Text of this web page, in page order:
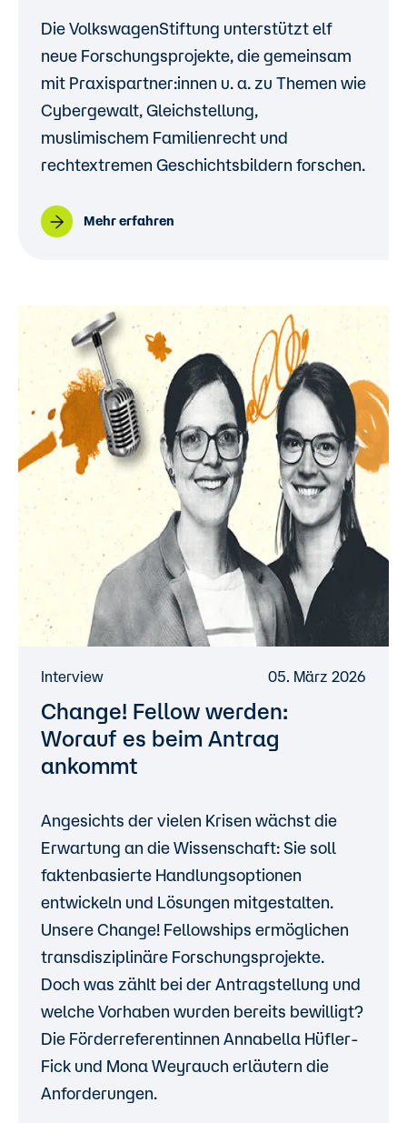
Die VolkswagenStiftung unterstützt elf
neue Forschungsprojekte, die gemeinsam
mit Praxispartner:innen u. a. zu Themen wie
Cybergewalt, Gleichstellung,
muslimischem Familienrecht und
rechtextremen Geschichtsbildern forschen.
Mehr erfahren
Interview 05. März 2026
Change! Fellow werden:
Worauf es beim Antrag
ankommt
Angesichts der vielen Krisen wächst die
Erwartung an die Wissenschaft: Sie soll
faktenbasierte Handlungsoptionen
entwickeln und Lösungen mitgestalten.
Unsere Change! Fellowships ermöglichen
transdisziplinäre Forschungsprojekte.
Doch was zählt bei der Antragstellung und
welche Vorhaben wurden bereits bewilligt?
Die Förderreferentinnen Annabella Hüfler-
Fick und Mona Weyrauch erläutern die
Anforderungen.